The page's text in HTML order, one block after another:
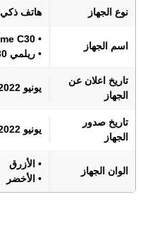
نوع الجهاز هاتف ذكي
اسم الجهاز
• Realme C30
• ريلمي C30
تاريخ اعلان عن
الجهاز
يونيو 2022
تاريخ صدور
الجهاز
يونيو 2022
الوان الجهاز
• الأزرق
• الأخضر